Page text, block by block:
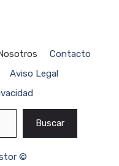
Contacto
Aviso Legal
Buscar
©